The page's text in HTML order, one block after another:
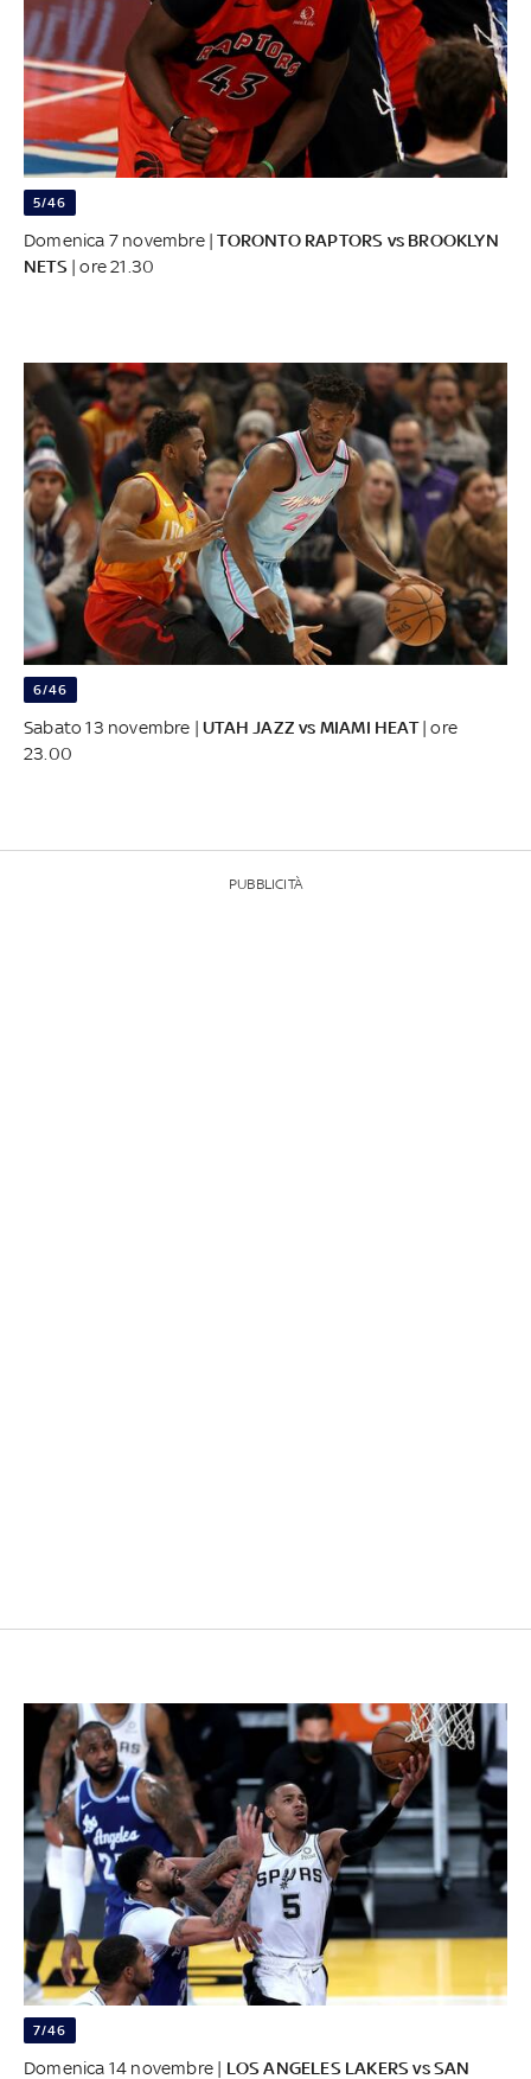
5/46
Domenica 7 novembre |TORONTO RAPTORS vs BROOKLYN
NETS| ore 21.30
6/46
Sabato 13 novembre |UTAH JAZZ vs MIAMI HEAT| ore
23.00
PUBBLICITÀ
7/46
Domenica 14 novembre | LOS ANGELES LAKERS vs SAN